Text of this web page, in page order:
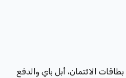
الائتمان، أبل باي والدفع